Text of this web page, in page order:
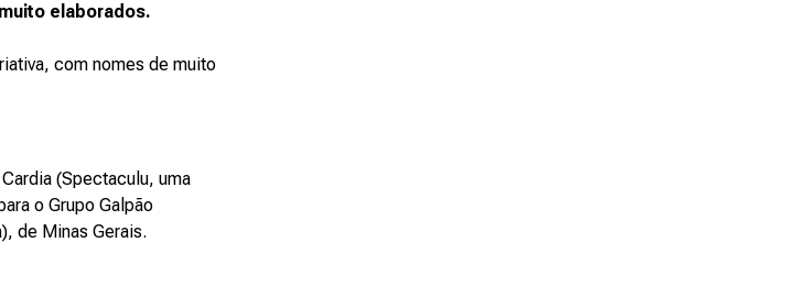
elaborados.
com nomes de muito
(Spectaculu, uma
o Grupo Galpão
de Minas Gerais.